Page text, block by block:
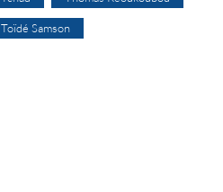
Toïdé Samson